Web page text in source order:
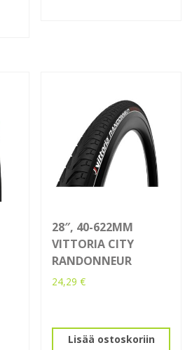
28″, 40-622MM
VITTORIA CITY
RANDONNEUR
24,29€
Lisää ostoskoriin